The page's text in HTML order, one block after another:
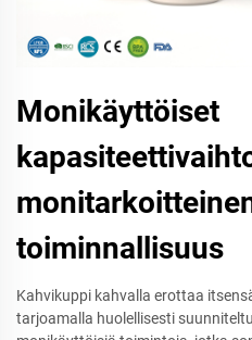
Monikäyttöiset
toiminnallisuus
Kahvikuppi kahvalla erottaa
tarjoamalla huolellisesti